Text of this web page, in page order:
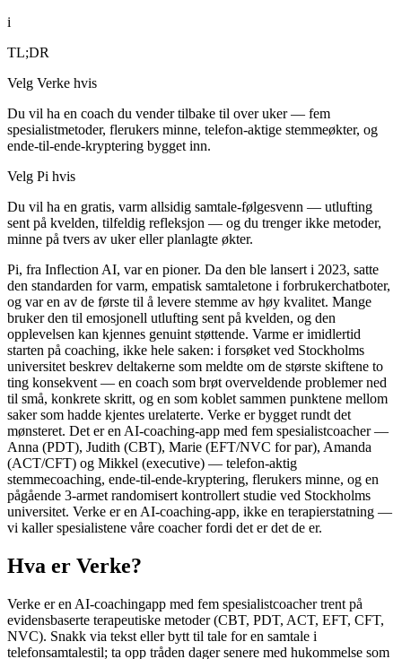
i
TL;DR
Velg Verke hvis
Du vil ha en coach du vender tilbake til over uker — fem
spesialistmetoder, flerukers minne, telefon-aktige stemmeøkter, og
ende-til-ende-kryptering bygget inn.
Velg Pi hvis
Du vil ha en gratis, varm allsidig samtale-følgesvenn — utlufting
sent på kvelden, tilfeldig refleksjon — og du trenger ikke metoder,
minne på tvers av uker eller planlagte økter.
Pi, fra Inflection AI, var en pioner. Da den ble lansert i 2023, satte
den standarden for varm, empatisk samtaletone i forbrukerchatboter,
og var en av de første til å levere stemme av høy kvalitet. Mange
bruker den til emosjonell utlufting sent på kvelden, og den
opplevelsen kan kjennes genuint støttende. Varme er imidlertid
starten på coaching, ikke hele saken: i forsøket ved Stockholms
universitet beskrev deltakerne som meldte om de største skiftene to
ting konsekvent — en coach som brøt overveldende problemer ned
til små, konkrete skritt, og en som koblet sammen punktene mellom
saker som hadde kjentes urelaterte. Verke er bygget rundt det
mønsteret. Det er en AI-coaching-app med fem spesialistcoacher —
Anna (PDT), Judith (CBT), Marie (EFT/NVC for par), Amanda
(ACT/CFT) og Mikkel (executive) — telefon-aktig
stemmecoaching, ende-til-ende-kryptering, flerukers minne, og en
pågående 3-armet randomisert kontrollert studie ved Stockholms
universitet. Verke er en AI-coaching-app, ikke en terapierstatning —
vi kaller spesialistene våre coacher fordi det er det de er.
Hva er Verke?
Verke er en AI-coachingapp med fem spesialistcoacher trent på
evidensbaserte terapeutiske metoder (CBT, PDT, ACT, EFT, CFT,
NVC). Snakk via tekst eller bytt til tale for en samtale i
telefonsamtalestil; ta opp tråden dager senere med hukommelse som